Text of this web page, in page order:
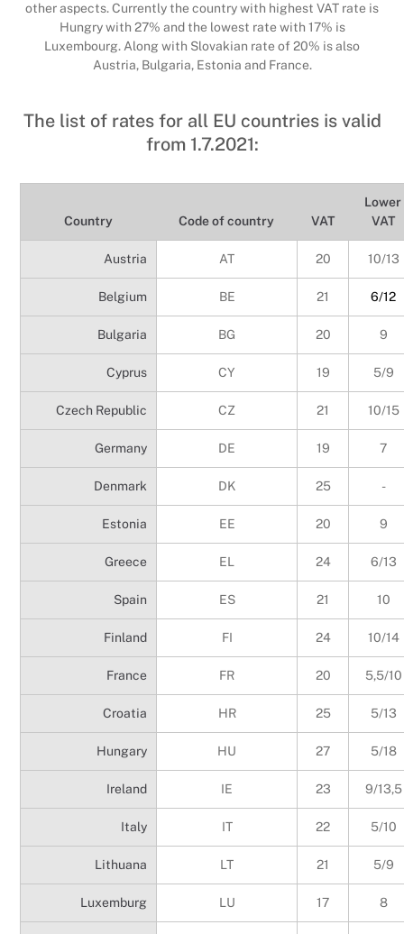
other aspects. Currently the country with highest VAT rate is
Hungry with 27% and the lowest rate with 17% is
Luxembourg. Along with Slovakian rate of 20% is also
Austria, Bulgaria, Estonia and France.
The list of rates for all EU countries is valid
from 1.7.2021:
Country Code of country VAT
Lower
VAT
Austria AT 20 10/13
Belgium BE 21 6/12
Bulgaria BG 20 9
Cyprus CY 19 5/9
Czech Republic CZ 21 10/15
Germany DE 19 7
Denmark DK 25 -
Estonia EE 20 9
Greece EL 24 6/13
Spain ES 21 10
Finland FI 24 10/14
France FR 20 5,5/10
Croatia HR 25 5/13
Hungary HU 27 5/18
Ireland IE 23 9/13,5
Italy IT 22 5/10
Lithuana LT 21 5/9
Luxemburg LU 17 8